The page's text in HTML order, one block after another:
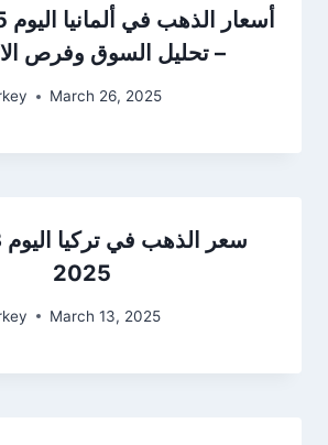
– تحليل السوق وفرص
March 26, 2025
2025
March 13, 2025